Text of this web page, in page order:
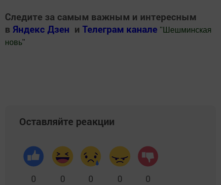
Следите за самым важным и интересным
в Яндекс Дзен и Телеграм канале " Шешминская
новь"
Оставляйте реакции
0 0 0 0 0